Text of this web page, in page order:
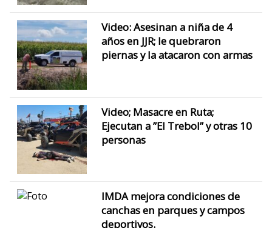
Video: Asesinan a niña de 4
años en JJR; le quebraron
piernas y la atacaron con armas
Video; Masacre en Ruta;
Ejecutan a ”El Trebol” y otras 10
personas
IMDA mejora condiciones de
canchas en parques y campos
deportivos.